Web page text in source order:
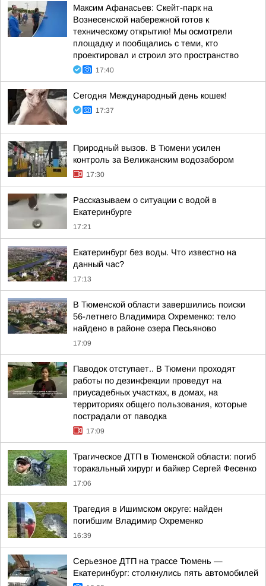
Максим Афанасьев: Скейт-парк на
Вознесенской набережной готов к
техническому открытию! Мы осмотрели
площадку и пообщались с теми, кто
проектировал и строил это пространство
17:40
Сегодня Международный день кошек!
17:37
Природный вызов. В Тюмени усилен
контроль за Велижанским водозабором
17:30
Рассказываем о ситуации с водой в
Екатеринбурге
17:21
Екатеринбург без воды. Что известно на
данный час?
17:13
В Тюменской области завершились поиски
56-летнего Владимира Охременко: тело
найдено в районе озера Песьяново
17:09
Паводок отступает.. В Тюмени проходят
работы по дезинфекции проведут на
приусадебных участках, в домах, на
территориях общего пользования, которые
пострадали от паводка
17:09
Трагическое ДТП в Тюменской области: погиб
торакальный хирург и байкер Сергей Фесенко
17:06
Трагедия в Ишимском округе: найден
погибшим Владимир Охременко
16:39
Серьезное ДТП на трассе Тюмень —
Екатеринбург: столкнулись пять автомобилей